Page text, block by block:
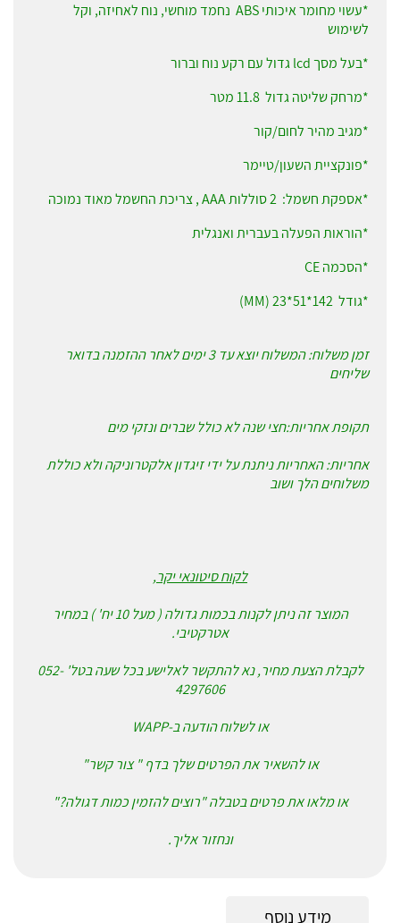
*עשוי מחומר איכותי ABS נחמד מוחשי, נוח לאחיזה, וקל
לשימוש
*בעל מסך lcd גדול עם רקע נוח וברור
*מרחק שליטה גדול 11.8 מטר
*מגיב מהיר לחום/קור
*פונקציית השעון/טיימר
*אספקת חשמל: 2 סוללות AAA , צריכת החשמל מאוד נמוכה
*הוראות הפעלה בעברית ואנגלית
*הסכמה CE
*גודל 142*51*23 (MM)
זמן משלוח: המשלוח יוצא עד 3 ימים לאחר ההזמנה בדואר
שליחים
תקופת אחריות:חצי שנה לא כולל שברים ונזקי מים
אחריות: האחריות ניתנת על ידי זיגדון אלקטרוניקה ולא כוללת
משלוחים הלך ושוב
לקוח סיטונאי יקר,
המוצר זה ניתן לקנות בכמות גדולה ( מעל 10 יח' ) במחיר
אטרקטיבי.
לקבלת הצעת מחיר, נא להתקשר לאלישע בכל שעה בטל' 052-
4297606
או לשלוח הודעה ב-WAPP
או להשאיר את הפרטים שלך בדף " צור קשר"
או מלאו את פרטים בטבלה "רוצים להזמין כמות דגולה?"
ונחזור אליך.
מידע נוסף